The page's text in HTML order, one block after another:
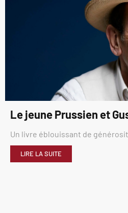
Le jeune Prussien et
Un livre éblouissant de
LIRE LA SUITE